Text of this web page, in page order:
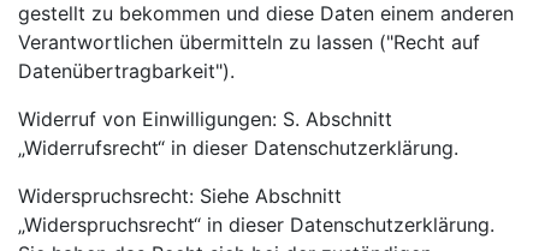
gestellt zu bekommen und diese Daten einem anderen
Verantwortlichen übermitteln zu lassen ("Recht auf
Datenübertragbarkeit").
Widerruf von Einwilligungen: S. Abschnitt
„Widerrufsrecht“ in dieser Datenschutzerklärung.
Widerspruchsrecht: Siehe Abschnitt
„Widerspruchsrecht“ in dieser Datenschutzerklärung.